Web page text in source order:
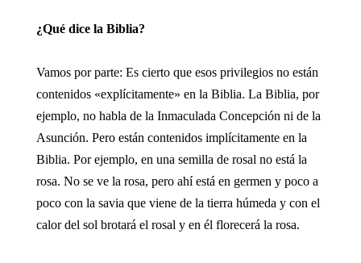
¿Qué dice la Biblia?
Vamos por parte: Es cierto que esos privilegios no están
contenidos «explícitamente» en la Biblia. La Biblia, por
ejemplo, no habla de la Inmaculada Concepción ni de la
Asunción. Pero están contenidos implícitamente en la
Biblia. Por ejemplo, en una semilla de rosal no está la
rosa. No se ve la rosa, pero ahí está en germen y poco a
poco con la savia que viene de la tierra húmeda y con el
calor del sol brotará el rosal y en él florecerá la rosa.